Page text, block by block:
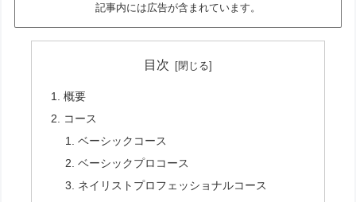
記事内には広告が含まれています。
目次
概要
コース
ベーシックコース
ベーシックプロコース
ネイリストプロフェッショナルコース